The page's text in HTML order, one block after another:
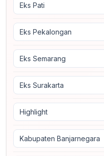
Eks Pati
Eks Pekalongan
Eks Semarang
Eks Surakarta
Highlight
Kabupaten Banjarnegara